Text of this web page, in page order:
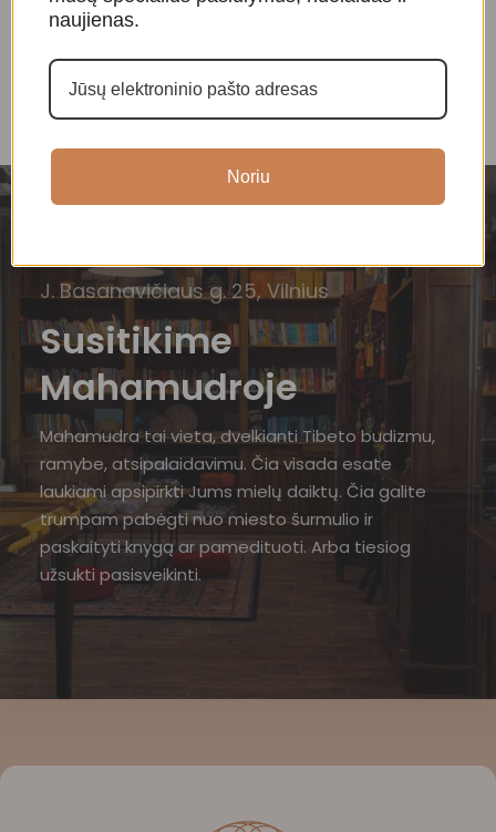
20,00€
J. Basanavičiaus g. 25, Vilnius
Susitikime
Mahamudroje
Mahamudra tai vieta, dvelkianti Tibeto budizmu,
ramybe, atsipalaidavimu. Čia visada esate
laukiami apsipirkti Jums mielų daiktų. Čia galite
trumpam pabėgti nuo miesto šurmulio ir
paskaityti knygą ar pamedituoti. Arba tiesiog
užsukti pasisveikinti.
naujienas.
Noriu